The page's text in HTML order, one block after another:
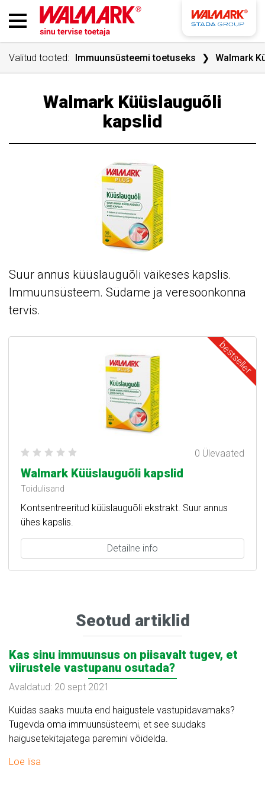
Valitud tooted: Immuunsüsteemi toetuseks Walmark
Walmark Küüslauguõli
kapslid
Suur annus küüslauguõli väikeses kapslis.
Immuunsüsteem. Südame ja veresoonkonna
tervis.
bestseller
0 Ülevaated
Walmark Küüslauguõli kapslid
Toidulisand
Kontsentreeritud küüslauguõli ekstrakt. Suur annus
ühes kapslis.
Detailne info
Seotud artiklid
Kas sinu immuunsus on piisavalt tugev, et
viirustele vastupanu osutada?
Avaldatud: 20 sept 2021
Kuidas saaks muuta end haigustele vastupidavamaks?
Tugevda oma immuunsüsteemi, et see suudaks
haigusetekitajatega paremini võidelda.
Loe lisa